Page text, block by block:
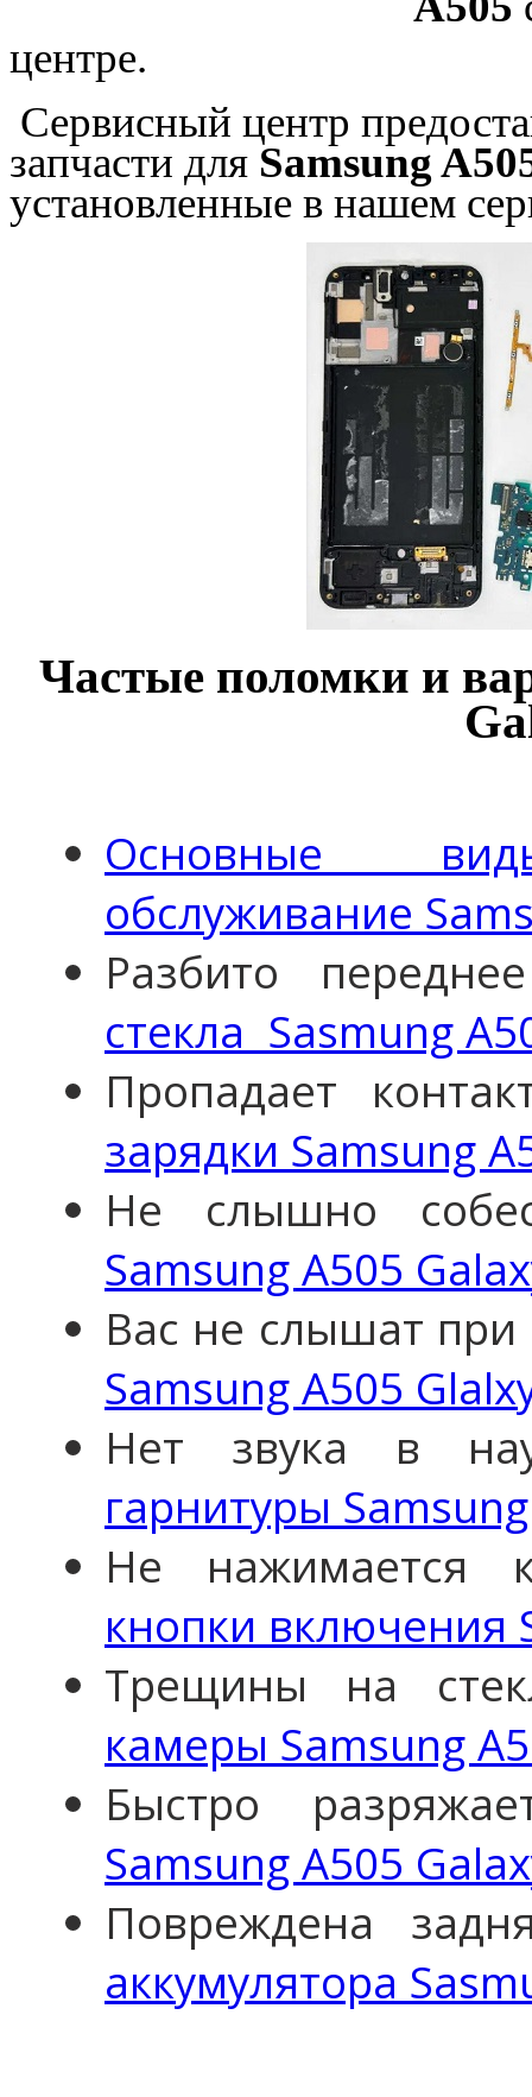
центре.
Сервисный центр
запчасти для Samsung
установленные в нашем
Частые поломки и
Основные
обслуживание
Разбито
стекла Sasmung
Пропадает
зарядки Samsung
Не слышно
Samsung A505
Вас не слышат при
Samsung A505
Нет звука в
гарнитуры
Не нажимается
кнопки включения
Трещины на
камеры Samsung
Быстро
Samsung A505
Повреждена
аккумулятора